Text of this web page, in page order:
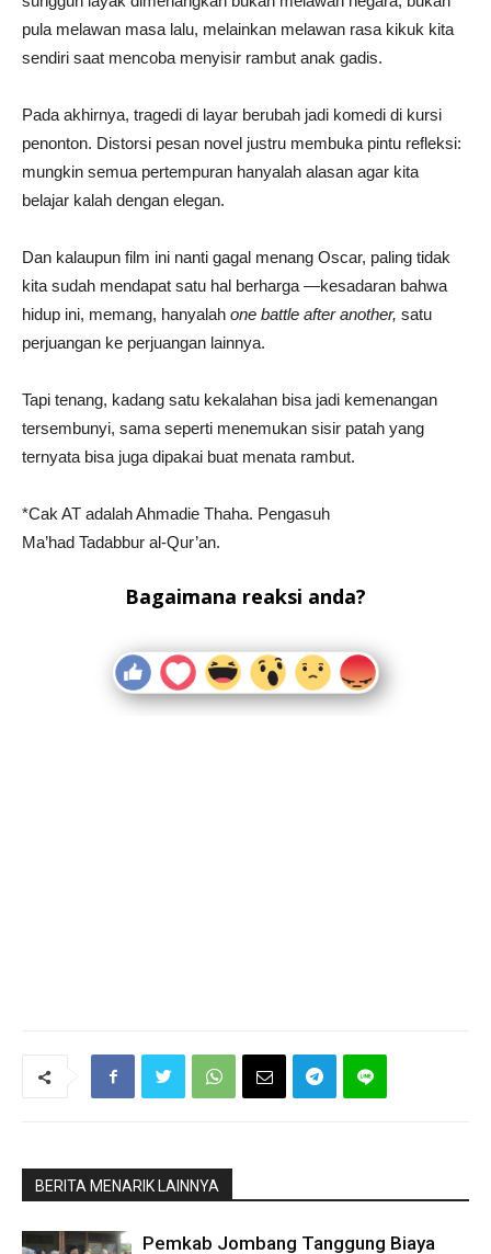
pula melawan masa lalu, melainkan melawan rasa kikuk kita
sendiri saat mencoba menyisir rambut anak gadis.
Pada akhirnya, tragedi di layar berubah jadi komedi di kursi
penonton. Distorsi pesan novel justru membuka pintu refleksi:
mungkin semua pertempuran hanyalah alasan agar kita
belajar kalah dengan elegan.
Dan kalaupun film ini nanti gagal menang Oscar, paling tidak
kita sudah mendapat satu hal berharga —kesadaran bahwa
hidup ini, memang, hanyalah one battle after another, satu
perjuangan ke perjuangan lainnya.
Tapi tenang, kadang satu kekalahan bisa jadi kemenangan
tersembunyi, sama seperti menemukan sisir patah yang
ternyata bisa juga dipakai buat menata rambut.
*Cak AT adalah Ahmadie Thaha. Pengasuh
Ma’had Tadabbur al-Qur’an.
Bagaimana reaksi anda?
BERITA MENARIK LAINNYA
Pemkab Jombang Tanggung Biaya